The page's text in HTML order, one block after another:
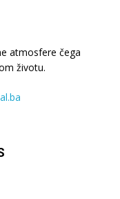
atmosfere čega
životu.